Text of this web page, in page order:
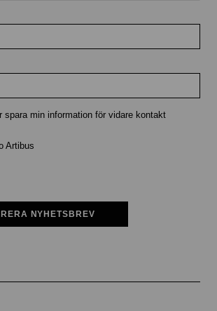
spara min information för vidare kontakt
Artibus
NYHETSBREV